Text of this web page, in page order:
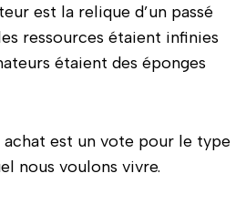
est la relique d’un passé
ressources étaient infinies
étaient des éponges
achat est un vote pour le type
nous voulons vivre.